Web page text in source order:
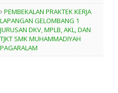
PEMBEKALAN PRAKTEK KERJA
LAPANGAN GELOMBANG 1
JURUSAN DKV, MPLB, AKL, DAN
TJKT SMK MUHAMMADIYAH
PAGARALAM